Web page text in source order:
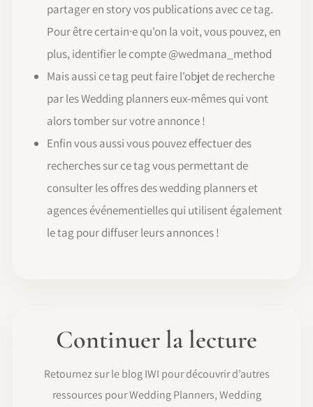
partager en story vos publications avec ce tag.
Pour être certain·e qu'on la voit, vous pouvez, en
plus, identifier le compte @wedmana_method
Mais aussi ce tag peut faire l'objet de recherche
par les Wedding planners eux-mêmes qui vont
alors tomber sur votre annonce !
Enfin vous aussi vous pouvez effectuer des
recherches sur ce tag vous permettant de
consulter les offres des wedding planners et
agences événementielles qui utilisent également
le tag pour diffuser leurs annonces !
Continuer la lecture
Retournez sur le blog IWI pour découvrir d’autres
ressources pour Wedding Planners, Wedding